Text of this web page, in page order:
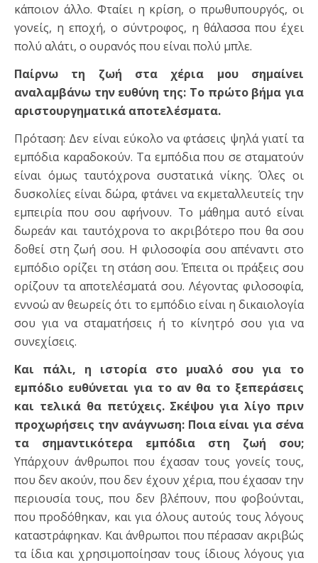
κάποιον άλλο. Φταίει η κρίση, ο πρωθυπουργός, οι
γονείς, η εποχή, ο σύντροφος, η θάλασσα που έχει
πολύ αλάτι, ο ουρανός που είναι πολύ μπλε.
Παίρνω τη ζωή στα χέρια μου σημαίνει
αναλαμβάνω την ευθύνη της: Το πρώτο βήμα για
αριστουργηματικά αποτελέσματα.
Πρόταση: Δεν είναι εύκολο να φτάσεις ψηλά γιατί τα
εμπόδια καραδοκούν. Τα εμπόδια που σε σταματούν
είναι όμως ταυτόχρονα συστατικά νίκης. Όλες οι
δυσκολίες είναι δώρα, φτάνει να εκμεταλλευτείς την
εμπειρία που σου αφήνουν. Το μάθημα αυτό είναι
δωρεάν και ταυτόχρονα το ακριβότερο που θα σου
δοθεί στη ζωή σου. Η φιλοσοφία σου απέναντι στο
εμπόδιο ορίζει τη στάση σου. Έπειτα οι πράξεις σου
ορίζουν τα αποτελέσματά σου. Λέγοντας φιλοσοφία,
εννοώ αν θεωρείς ότι το εμπόδιο είναι η δικαιολογία
σου για να σταματήσεις ή το κίνητρό σου για να
συνεχίσεις.
Και πάλι, η ιστορία στο μυαλό σου για το
εμπόδιο ευθύνεται για το αν θα το ξεπεράσεις
και τελικά θα πετύχεις. Σκέψου για λίγο πριν
προχωρήσεις την ανάγνωση: Ποια είναι για σένα
τα σημαντικότερα εμπόδια στη ζωή σου;
Υπάρχουν άνθρωποι που έχασαν τους γονείς τους,
που δεν ακούν, που δεν έχουν χέρια, που έχασαν την
περιουσία τους, που δεν βλέπουν, που φοβούνται,
που προδόθηκαν, και για όλους αυτούς τους λόγους
καταστράφηκαν. Και άνθρωποι που πέρασαν ακριβώς
τα ίδια και χρησιμοποίησαν τους ίδιους λόγους για